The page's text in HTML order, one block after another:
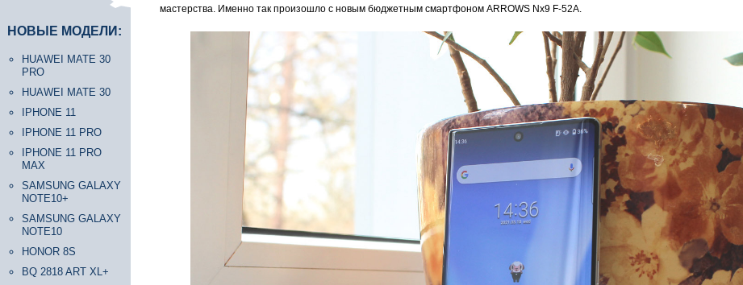
НОВЫЕ МОДЕЛИ:
HUAWEI MATE 30
PRO
HUAWEI MATE 30
IPHONE 11
IPHONE 11 PRO
IPHONE 11 PRO
MAX
SAMSUNG GALAXY
NOTE10+
SAMSUNG GALAXY
NOTE10
HONOR 8S
BQ 2818 ART XL+
мастерства. Именно так произошло с новым бюджетным смартфоном ARROWS Nx9 F-52A.